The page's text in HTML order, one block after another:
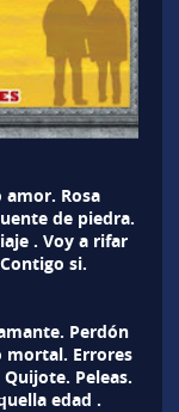
Rosa
de piedra.
. Voy a rifar
si.
Perdón
mortal. Errores
Peleas.
edad .